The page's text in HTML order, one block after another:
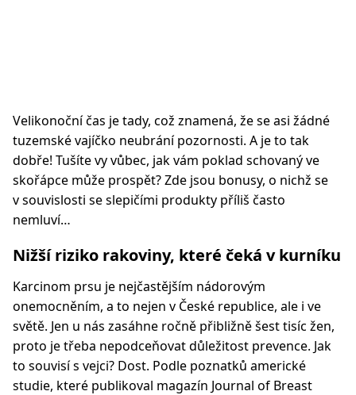
Velikonoční čas je tady, což znamená, že se asi žádné
tuzemské vajíčko neubrání pozornosti. A je to tak
dobře! Tušíte vy vůbec, jak vám poklad schovaný ve
skořápce může prospět? Zde jsou bonusy, o nichž se
v souvislosti se slepičími produkty příliš často
nemluví…
Nižší riziko rakoviny, které čeká v kurníku
Karcinom prsu je nejčastějším nádorovým
onemocněním, a to nejen v České republice, ale i ve
světě. Jen u nás zasáhne ročně přibližně šest tisíc žen,
proto je třeba nepodceňovat důležitost prevence. Jak
to souvisí s vejci? Dost. Podle poznatků americké
studie, které publikoval magazín Journal of Breast